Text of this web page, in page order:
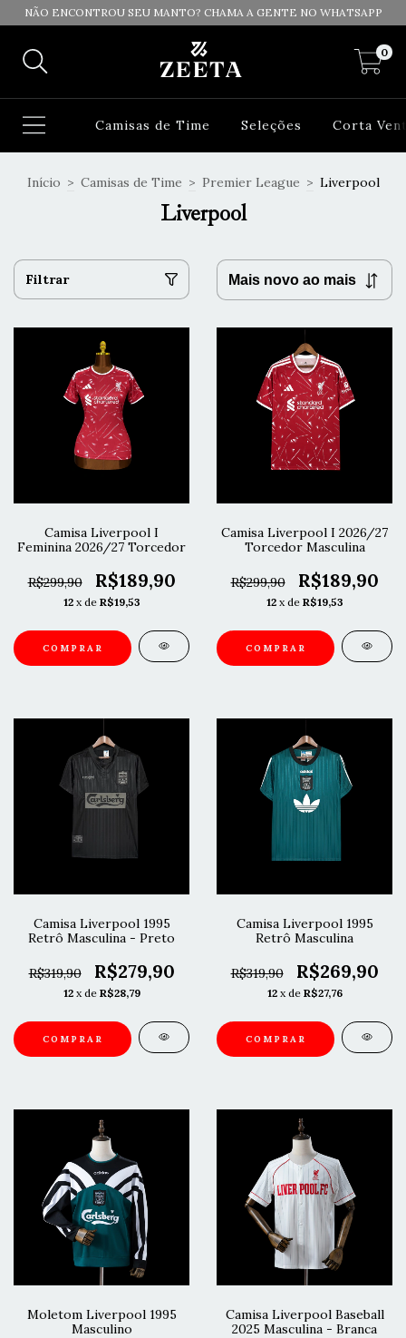
NÃO ENCONTROU SEU MANTO? CHAMA A GENTE NO WHATSAPP
0
Camisas de Time Seleções Corta
Início > Camisas de Time > Premier League > Liverpool
Liverpool
Filtrar
Camisa Liverpool I
Feminina 2026/27 Torcedor
R$299,90 R$189,90
12 x de R$19,53
COMPRAR
Camisa Liverpool I 2026/27
Torcedor Masculina
R$299,90 R$189,90
12 x de R$19,53
COMPRAR
Camisa Liverpool 1995
Retrô Masculina - Preto
R$319,90 R$279,90
12 x de R$28,79
COMPRAR
Camisa Liverpool 1995
Retrô Masculina
R$319,90 R$269,90
12 x de R$27,76
COMPRAR
Moletom Liverpool 1995
Masculino
Camisa Liverpool Baseball
2025 Masculina - Branca